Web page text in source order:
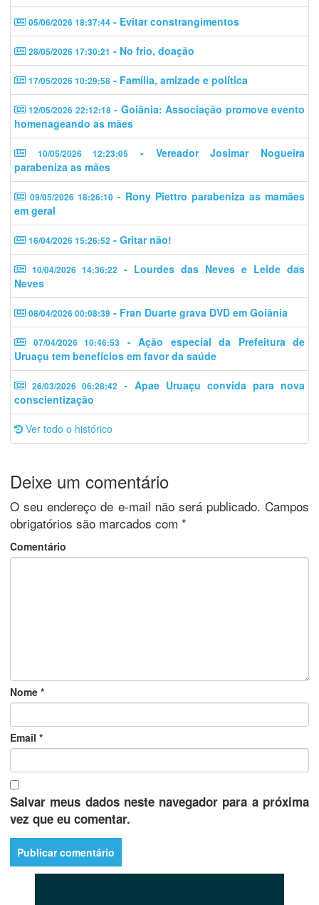
05/06/2026 18:37:44 - Evitar constrangimentos
28/05/2026 17:30:21 - No frio, doação
17/05/2026 10:29:58 - Família, amizade e política
12/05/2026 22:12:18- Goiânia: Associação promove evento
homenageando as mães
10/05/2026 12:23:05
- Vereador Josimar Nogueira
parabeniza as mães
09/05/2026 18:26:10 - Rony Piettro parabeniza as mamães
em geral
16/04/2026 15:26:52 - Gritar não!
10/04/2026 14:36:22 - Lourdes das Neves e Leide das
Neves
08/04/2026 00:08:39 - Fran Duarte grava DVD em Goiânia
07/04/2026 10:46:53
- Ação especial da Prefeitura de
Uruaçu tem benefícios em favor da saúde
26/03/2026 06:28:42 - Apae Uruaçu convida para nova
conscientização
Ver todo o histórico
Deixe um comentário
O seu endereço de e-mail não será publicado. Campos
obrigatórios são marcados com *
Comentário
Nome *
Email *
Salvar meus dados neste navegador para a próxima
vez que eu comentar.